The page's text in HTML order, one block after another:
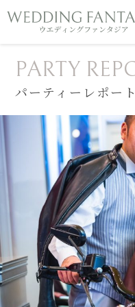
PARTY
パーティーレポート